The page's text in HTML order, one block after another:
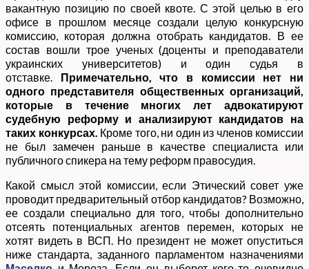
вакантную позицию по своей квоте. С этой целью в его
офисе в прошлом месяце создали целую конкурсную
комиссию, которая должна отобрать кандидатов. В ее
состав вошли трое ученых (доценты и преподаватели
украинских университетов) и один судья в
отставке. Примечательно, что в комиссии нет ни
одного представителя общественных организаций,
которые в течение многих лет адвокатируют
судебную реформу и анализируют кандидатов на
таких конкурсах. Кроме того, ни один из членов комиссии
не был замечен раньше в качестве специалиста или
публичного спикера на тему реформ правосудия.
Какой смысл этой комиссии, если Этический совет уже
проводит предварительный отбор кандидатов? Возможно,
ее создали специально для того, чтобы дополнительно
отсеять потенциальных агентов перемен, которых не
хотят видеть в ВСП. Но президент не может опуститься
ниже стандарта, заданного парламентом назначениями